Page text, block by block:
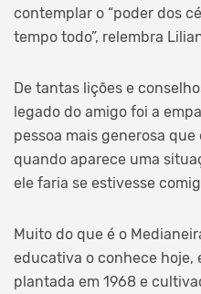
contemplar o “poder dos
tempo todo”, relembra
De tantas lições e
legado do amigo foi a
pessoa mais generosa
quando aparece uma
ele faria se estivesse
Muito do que é o
educativa o conhece hoje,
plantada em 1968 e